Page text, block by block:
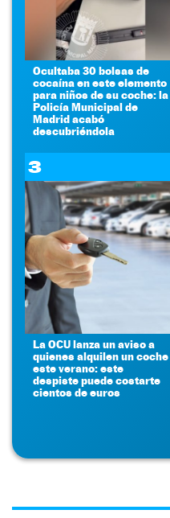
Ocultaba 30 bolsas de
cocaína en este elemento
para niños de su coche: la
Policía Municipal de
Madrid acabó
descubriéndola
3
La OCU lanza un aviso a
quienes alquilen un coche
este verano: este
despiste puede costarte
cientos de euros